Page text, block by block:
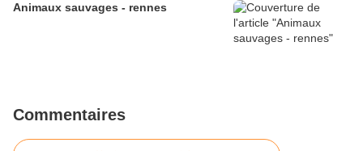
Animaux sauvages - rennes
Commentaires